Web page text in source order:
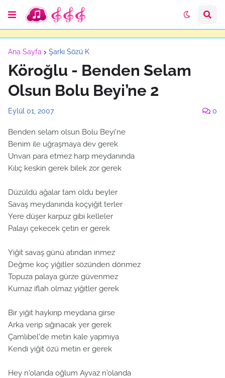
Ana Sayfa Şarkı Sözü K
Köroğlu - Benden Selam
Olsun Bolu Beyi’ne 2
Eylül 01, 2007 0
Benden selam olsun Bolu Beyi'ne
Benim ile uğraşmaya dev gerek
Unvan para etmez harp meydanında
Kılıç keskin gerek bilek zor gerek
Düzüldü ağalar tam oldu beyler
Savaş meydanında koçyiğit terler
Yere düşer karpuz gibi kelleler
Palayı çekecek çetin er gerek
Yiğit savaş günü atından inmez
Değme koç yiğitler sözünden dönmez
Topuza palaya gürze güvenmez
Kurnaz iflah olmaz yiğitler gerek
Bir yiğit haykırıp meydana girse
Arka verip sığınacak yer gerek
Çamlıbel'de metin kale yapmıya
Kendi yiğit özü metin er gerek
Hey n'olanda oğlum Ayvaz n'olanda